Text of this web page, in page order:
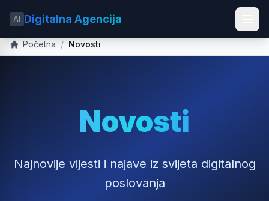
AI Digitalna Agencija
Početna / Novosti
Novosti
Najnovije vijesti i najave iz svijeta digitalnog
poslovanja